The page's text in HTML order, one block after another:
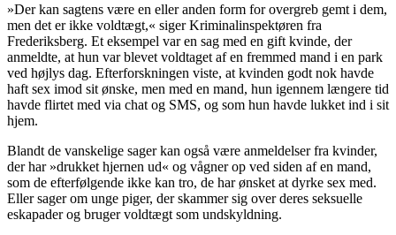
»Der kan sagtens være en eller anden form for overgreb gemt i dem,
men det er ikke voldtægt,« siger Kriminalinspektøren fra
Frederiksberg. Et eksempel var en sag med en gift kvinde, der
anmeldte, at hun var blevet voldtaget af en fremmed mand i en park
ved højlys dag. Efterforskningen viste, at kvinden godt nok havde
haft sex imod sit ønske, men med en mand, hun igennem længere tid
havde flirtet med via chat og SMS, og som hun havde lukket ind i sit
hjem.
Blandt de vanskelige sager kan også være anmeldelser fra kvinder,
der har »drukket hjernen ud« og vågner op ved siden af en mand,
som de efterfølgende ikke kan tro, de har ønsket at dyrke sex med.
Eller sager om unge piger, der skammer sig over deres seksuelle
eskapader og bruger voldtægt som undskyldning.